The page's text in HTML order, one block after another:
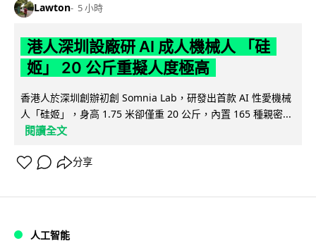
Lawton 5 小時
港人深圳設廠研 AI 成人機械人 「硅
姬」 20 公斤重擬人度極高
香港人於深圳創辦初創 Somnia Lab，研發出首款 AI 性愛機械
人「硅姬」，身高 1.75 米卻僅重 20 公斤，內置 165 種親密...
閱讀全文
分享
人工智能